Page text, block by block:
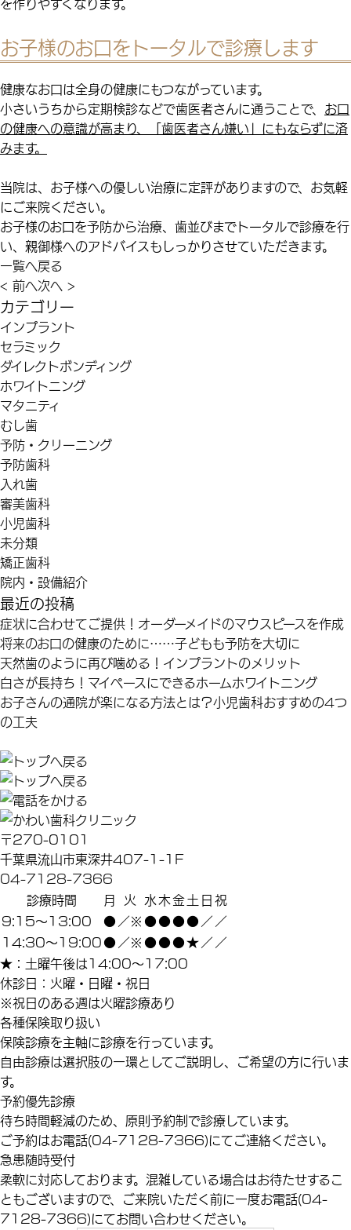
お子様のお口をトータルで診療します
健康なお口は全身の健康にもつながっています。
小さいうちから定期検診などで歯医者さんに通うことで、 お口
の健康への意識が高まり、「歯医者さん嫌い」にもならずに済
みます。
当院は、お子様への優しい治療に定評がありますので、お気軽
にご来院ください。
お子様のお口を予防から治療、歯並びまでトータルで診療を行
い、親御様へのアドバイスもしっかりさせていただきます。
一覧へ戻る
< 前へ次へ >
カテゴリー
インプラント
セラミック
ダイレクトボンディング
ホワイトニング
マタニティ
むし歯
予防・クリーニング
予防歯科
入れ歯
審美歯科
小児歯科
未分類
矯正歯科
院内・設備紹介
最近の投稿
症状に合わせてご提供！オーダーメイドのマウスピースを作成
将来のお口の健康のために……子どもも予防を大切に
天然歯のように再び噛める！インプラントのメリット
白さが長持ち！マイペースにできるホームホワイトニング
お子さんの通院が楽になる方法とは？小児歯科おすすめの4つ
の工夫
〒270-0101
千葉県流山市東深井407-1-1F
04-7128-7366
診療時間
月 火 水木金土 日祝
9:15～13:00
●／※ ●●●●／／
14:30～19:00●／※ ●●●★／／
★：土曜午後は14:00～17:00
休診日：火曜・日曜・祝日
※祝日のある週は火曜診療あり
各種保険取り扱い
保険診療を主軸に診療を行っています。
自由診療は選択肢の一環としてご説明し、ご希望の方に行いま
す。
予約優先診療
待ち時間軽減のため、原則予約制で診療しています。
ご予約はお電話(04-7128-7366)にてご連絡ください。
急患随時受付
柔軟に対応しております。混雑している場合はお待たせするこ
ともございますので、ご来院いただく前に一度お電話(04-
7128-7366)にてお問い合わせください。